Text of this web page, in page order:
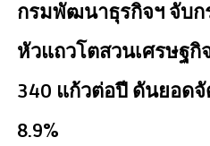
กรมพัฒนาธุรกิจฯ จับ
หัวแถวโตสวนเศรษฐ
340 แก้วต่อปี ดันยอด
8.9%